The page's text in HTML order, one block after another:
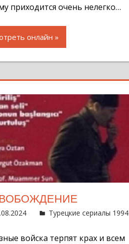
приходится очень нелегко…
онлайн
Администратор
Турецкие сериалы 1994
войска терпят крах и всем